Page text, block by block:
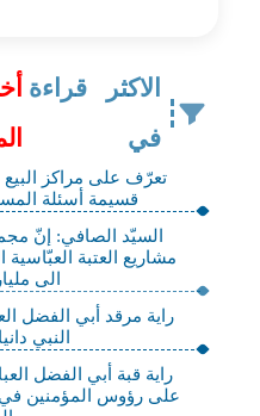
الاكثر قراءة
في
تعرّف على مراكز البيع
قسيمة أسئلة
السيّد الصافي: إنّ
الى
راية مرقد أبي الفضل
النبي
راية قبة أبي الفضل
على رؤوس المؤمنين في